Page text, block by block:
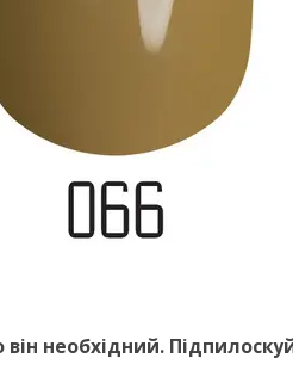
він необхідний.